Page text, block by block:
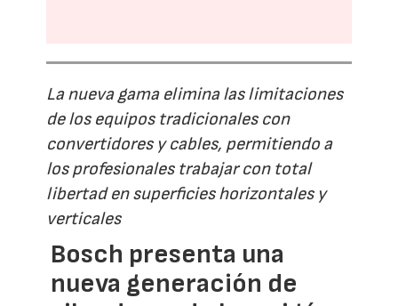
La nueva gama elimina las limitaciones
de los equipos tradicionales con
convertidores y cables, permitiendo a
los profesionales trabajar con total
libertad en superficies horizontales y
verticales
Bosch presenta una
nueva generación de